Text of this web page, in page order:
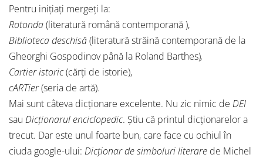
Pentru inițiați mergeți la:
Rotonda(literatură română contemporană ),
Biblioteca deschisă(literatură străină contemporană de la
Gheorghi Gospodinov până la Roland Barthes),
Cartier istoric(cărți de istorie),
cARTier(seria de artă).
Mai sunt câteva dicționare excelente. Nu zic nimic de DEI
sau Dicționarul enciclopedic. Știu că printul dicționarelor a
trecut. Dar este unul foarte bun, care face cu ochiul în
ciuda google-ului: Dicționar de simboluri literare de Michel